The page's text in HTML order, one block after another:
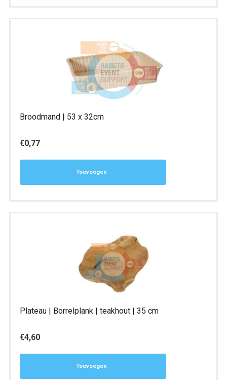
Broodmand | 53 x 32cm
€0,77
Toevoegen
Plateau | Borrelplank | teakhout | 35 cm
€4,60
Toevoegen